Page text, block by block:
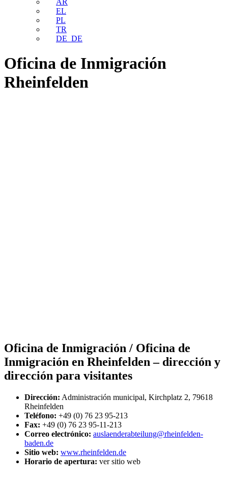
AR
EL
PL
TR
DE_DE
Oficina de Inmigración
Rheinfelden
Oficina de Inmigración / Oficina de
Inmigración en Rheinfelden – dirección y
dirección para visitantes
Dirección: Administración municipal, Kirchplatz 2, 79618
Rheinfelden
Teléfono: +49 (0) 76 23 95-213
Fax: +49 (0) 76 23 95-11-213
Correo electrónico: auslaenderabteilung@rheinfelden-
baden.de
Sitio web: www.rheinfelden.de
Horario de apertura: ver sitio web